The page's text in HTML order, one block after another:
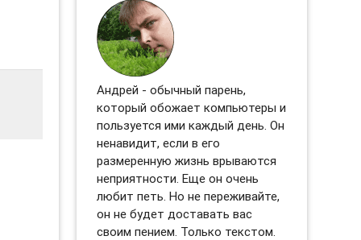
Андрей - обычный парень,
который обожает компьютеры и
пользуется ими каждый день. Он
ненавидит, если в его
размеренную жизнь врываются
неприятности. Еще он очень
любит петь. Но не переживайте,
он не будет доставать вас
своим пением. Только текстом.